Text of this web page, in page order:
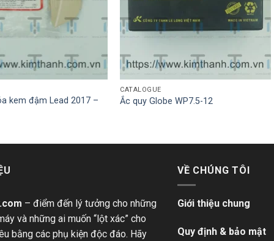
kem đậm Lead 2017 –
CATALOGUE
Ắc quy Globe WP7.5-12
– điểm đến lý tưởng cho những
và những ai muốn “lột xác” cho
bằng các phụ kiện độc đáo. Hãy
VỀ CHÚNG TÔI
Giới thiệu chung
Quy định & bảo mật